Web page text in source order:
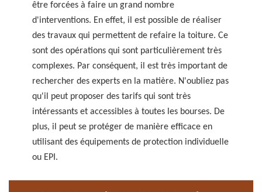
être forcées à faire un grand nombre
d'interventions. En effet, il est possible de réaliser
des travaux qui permettent de refaire la toiture. Ce
sont des opérations qui sont particulièrement très
complexes. Par conséquent, il est très important de
rechercher des experts en la matière. N'oubliez pas
qu'il peut proposer des tarifs qui sont très
intéressants et accessibles à toutes les bourses. De
plus, il peut se protéger de manière efficace en
utilisant des équipements de protection individuelle
ou EPI.